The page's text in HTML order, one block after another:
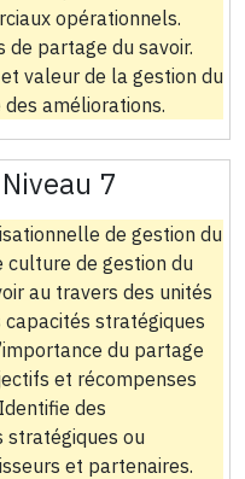
opérationnels.
partage du savoir.
valeur de la gestion du
améliorations.
Niveau 7
de gestion du
culture de gestion du
au travers des unités
stratégiques
du partage
et récompenses
des
ou
et partenaires.